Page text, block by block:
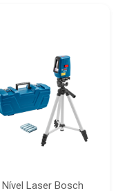
Nível Laser Bosch